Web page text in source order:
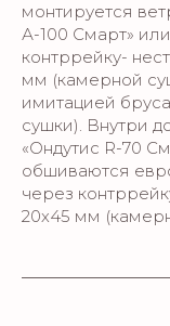
монтируется
А-100 Смарт»
контррейку-
мм (камерной
имитацией
сушки). Внутри
«Ондутис R-70
обшиваются
через
20х45 мм